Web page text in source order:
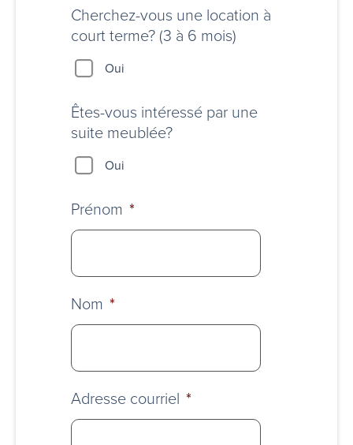
stationnement?
Cherchez-vous une location à
court terme? (3 à 6 mois)
Oui
Êtes-vous intéressé par une
suite meublée?
Oui
Prénom *
Nom *
Adresse courriel *